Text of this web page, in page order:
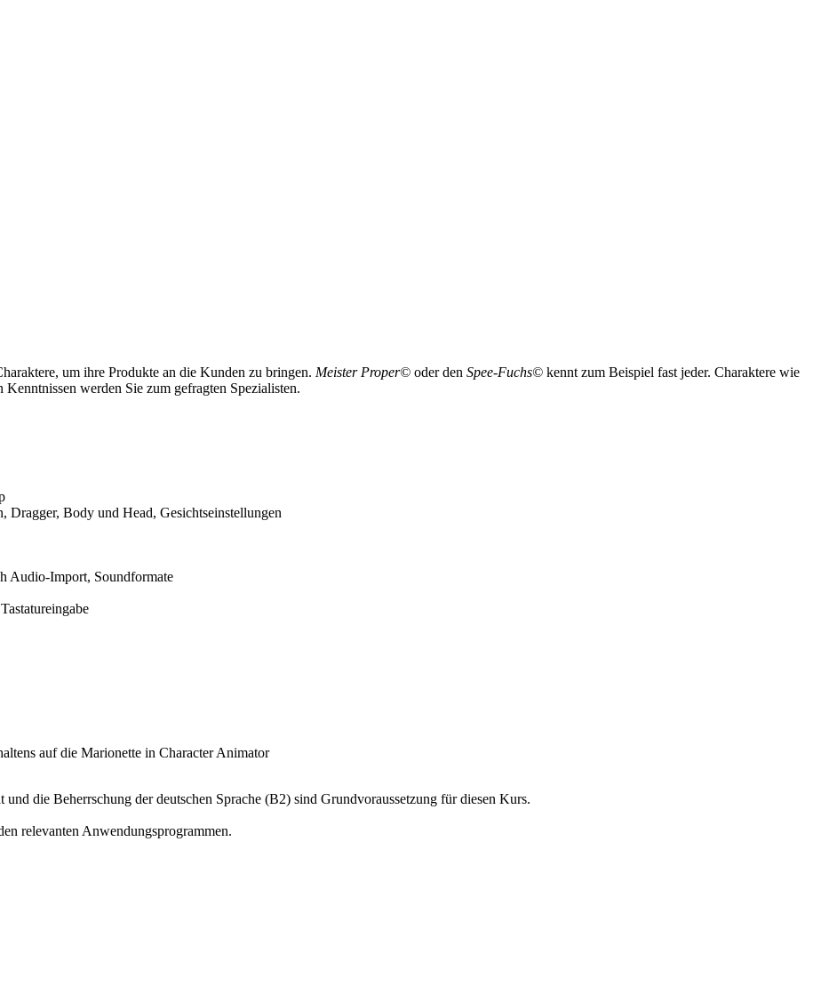
um ihre Produkte an die Kunden zu bringen. Meister Proper© oder den Spee-Fuchs© kennt zum Beispiel fast jeder. Charaktere wie
werden Sie zum gefragten Spezialisten.
Dragger, Body und Head, Gesichtseinstellungen
Audio-Import, Soundformate
auf die Marionette in Character Animator
die Beherrschung der deutschen Sprache (B2) sind Grundvoraussetzung für diesen Kurs.
relevanten Anwendungsprogrammen.